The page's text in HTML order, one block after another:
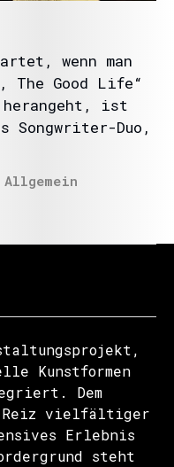
wenn man
The Good Life“
ist
Songwriter-Duo,
Allgemein
Kunstformen
Dem
Reiz vielfältiger
Erlebnis
steht